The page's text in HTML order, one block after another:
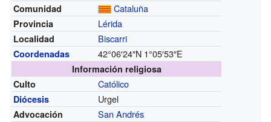
Comunidad Cataluña
Provincia Lérida
Localidad Biscarri
Coordenadas 42°06′24″N 1°05′53″E
Información religiosa
Culto
Católico
Diócesis Urgel
Advocación San Andrés